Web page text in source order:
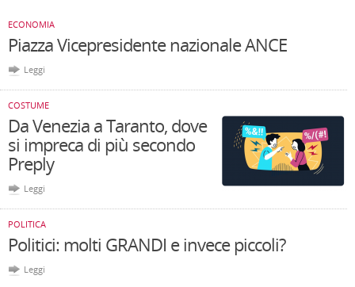
ECONOMIA
Piazza Vicepresidente nazionale ANCE
Leggi
COSTUME
Da Venezia a Taranto, dove
si impreca di più secondo
Preply
Leggi
POLITICA
Politici: molti GRANDI e invece piccoli?
Leggi